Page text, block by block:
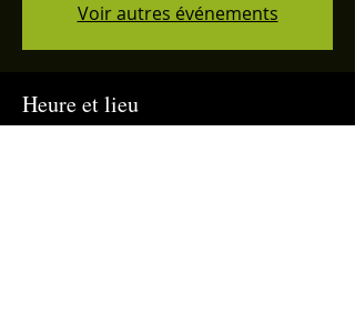
Voir autres événements
Heure et lieu